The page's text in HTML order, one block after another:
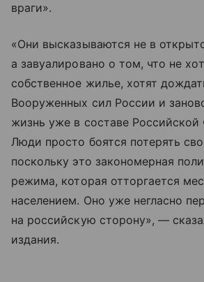
враги».
«Они высказываются не в
а завуалировано о том, что не
собственное жилье, хотят
Вооруженных сил России и
жизнь уже в составе
Люди просто боятся потерять
поскольку это закономерная
режима, которая отторгается
населением. Оно уже негласно
на российскую сторону», —
издания.